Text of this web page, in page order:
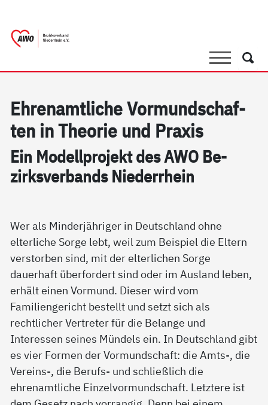
SucheSuche
Eh­renamt­li­che Vor­mund­schaf­
ten in The­o­rie und Pra­xis
Ein Mo­dell­pro­jekt des AWO Be­
zirks­ver­bands Nie­der­r­hein
Wer als Minderjähriger in Deutschland ohne
elterliche Sorge lebt, weil zum Beispiel die Eltern
verstorben sind, mit der elterlichen Sorge
dauerhaft überfordert sind oder im Ausland leben,
erhält einen Vormund. Dieser wird vom
Familiengericht bestellt und setzt sich als
rechtlicher Vertreter für die Belange und
Interessen seines Mündels ein. In Deutschland gibt
es vier Formen der Vormundschaft: die Amts-, die
Vereins-, die Berufs- und schließlich die
ehrenamtliche Einzelvormundschaft. Letztere ist